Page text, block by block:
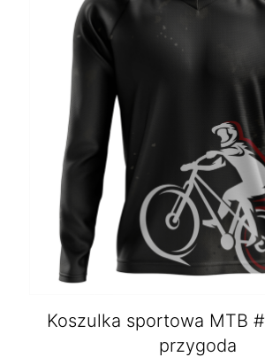
Koszulka sportowa MTB
przygoda